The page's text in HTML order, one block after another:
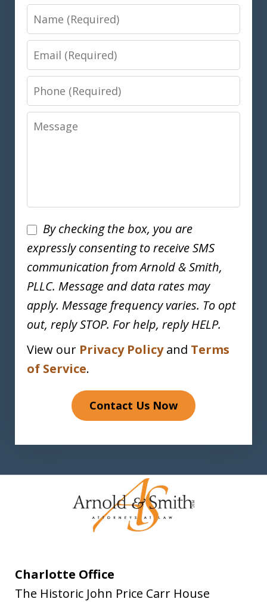
Name
Email
Phone
Message
Disclaimer
By checking the box, you are
expressly consenting to receive SMS
communication from Arnold & Smith,
PLLC. Message and data rates may
apply. Message frequency varies. To opt
out, reply STOP. For help, reply HELP.
View our Privacy Policyand Terms
of Service.
Contact Us Now
Charlotte Office
The Historic John Price Carr House